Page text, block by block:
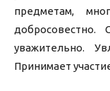
предметам,
уважительно.
Принимает